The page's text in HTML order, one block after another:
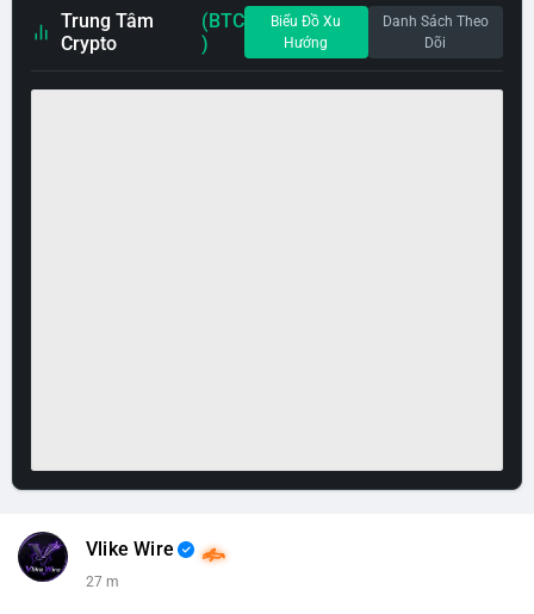
Trung Tâm
Crypto
(BTC
)
Biểu Đồ Xu
Hướng
Danh Sách Theo
Dõi
Vlike Wire
27 m